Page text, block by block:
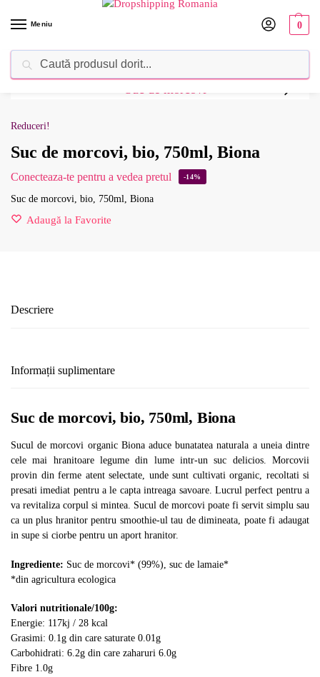
Meniu 0
Dropshipping Romania⚡ Furnizorul tău de produse
Reduceri!
Suc de morcovi, bio, 750ml, Biona
Conecteaza-te pentru a vedea pretul -14%
Suc de morcovi, bio, 750ml, Biona
Adaugă la Favorite
Descriere
Informații suplimentare
Suc de morcovi, bio, 750ml, Biona
Sucul de morcovi organic Biona aduce bunatatea naturala a uneia dintre
cele mai hranitoare legume din lume intr-un suc delicios. Morcovii
provin din ferme atent selectate, unde sunt cultivati organic, recoltati si
presati imediat pentru a le capta intreaga savoare. Lucrul perfect pentru a
va revitaliza corpul si mintea. Sucul de morcovi poate fi servit simplu sau
ca un plus hranitor pentru smoothie-ul tau de dimineata, poate fi adaugat
in supe si ciorbe pentru un aport hranitor.
Ingrediente: Suc de morcovi* (99%), suc de lamaie*
*din agricultura ecologica
Valori nutritionale/100g:
Energie: 117kj / 28 kcal
Grasimi: 0.1g din care saturate 0.01g
Carbohidrati: 6.2g din care zaharuri 6.0g
Fibre 1.0g